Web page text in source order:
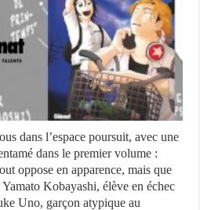
dans l’espace poursuit, avec une
dans le premier volume :
oppose en apparence, mais que
Kobayashi, élève en échec
Uno, garçon atypique au